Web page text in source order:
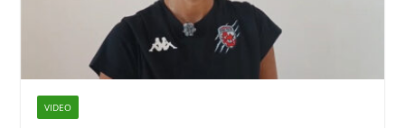
VIDEO